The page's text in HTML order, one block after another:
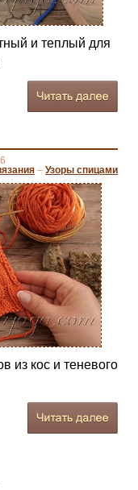
и теплый для
– Узоры спицами
из кос и теневого